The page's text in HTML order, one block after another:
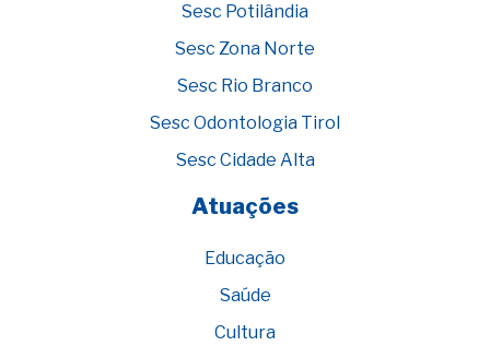
Sesc Potilândia
Sesc Zona Norte
Sesc Rio Branco
Sesc Odontologia Tirol
Sesc Cidade Alta
Atuações
Educação
Saúde
Cultura